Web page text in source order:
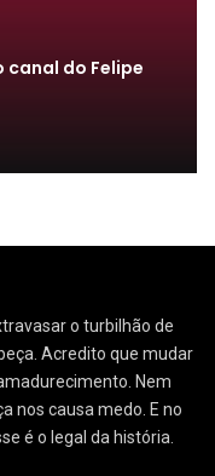
canal do Felipe
o turbilhão de
Acredito que mudar
Nem
nos causa medo. E no
é o legal da história.